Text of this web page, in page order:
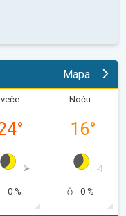
Mapa
°
0 %
Noću
16°
0 %